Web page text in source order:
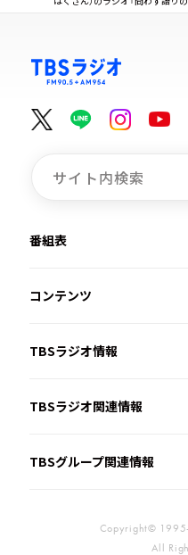
番組表
コンテンツ
TBSラジオ情報
TBSラジオ関連情報
TBSグループ関連情報
Copyright©
All